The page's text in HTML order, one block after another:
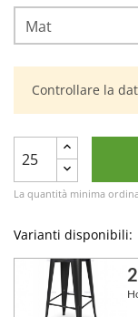
Controllare la
La quantità minima
Varianti disponibili: